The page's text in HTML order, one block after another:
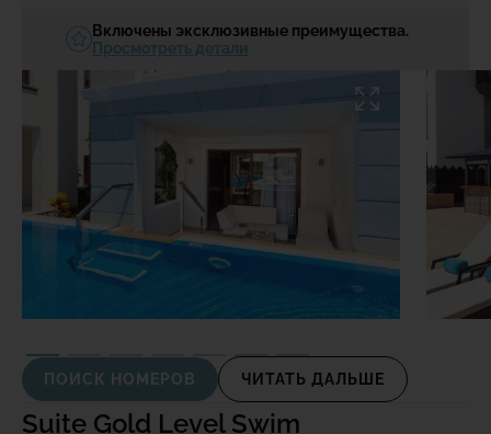
Включены эксклюзивные преимущества.
Просмотреть детали
ПОИСК НОМЕРОВ ЧИТАТЬ ДАЛЬШЕ
Suite Gold Level Swim